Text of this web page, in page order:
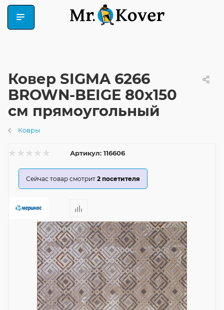
Ковер SIGMA 6266
BROWN-BEIGE 80x150
см прямоугольный
Ковры
Артикул: 116606
Сейчас товар смотрит 2 посетителя